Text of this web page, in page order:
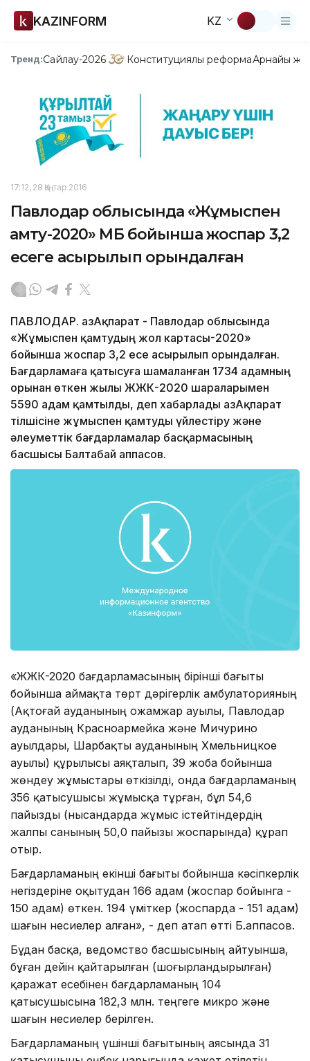
KAZINFORM KZ
Тренд:Сайлау-2026 Конституциялық реформаАрнайы
17:12, 28 Қаңтар 2016
Павлодар облысында «Жұмыспен
қамту-2020» МБ бойынша жоспар 3,2
есеге асырылып орындалған
ПАВЛОДАР. ҚазАқпарат - Павлодар облысында
«Жұмыспен қамтудың жол картасы-2020»
бойынша жоспар 3,2 есе асырылып орындалған.
Бағдарламаға қатысуға шамаланған 1734 адамның
орынан өткен жылы ЖҚЖК-2020 шараларымен
5590 адам қамтылды, деп хабарлады ҚазАқпарат
тілшісіне жұмыспен қамтуды үйлестіру және
әлеуметтік бағдарламалар басқармасының
басшысы Балтабай Қаппасов.
«ЖҚЖК-2020 бағдарламасының бірінші бағыты
бойынша аймақта төрт дәрігерлік амбулаторияның
(Ақтоғай ауданының Қожамжар ауылы, Павлодар
ауданының Красноармейка және Мичурино
ауылдары, Шарбақты ауданының Хмельницкое
ауылы) құрылысы аяқталып, 39 жоба бойынша
жөндеу жұмыстары өткізілді, онда бағдарламаның
356 қатысушысы жұмысқа тұрған, бұл 54,6
пайызды (нысандарда жұмыс істейтіндердің
жалпы санының 50,0 пайызы жоспарында) құрап
отыр.
Бағдарламаның екінші бағыты бойынша кәсіпкерлік
негіздеріне оқытудан 166 адам (жоспар бойынга -
150 адам) өткен. 194 үміткер (жоспарда - 151 адам)
шағын несиелер алған», - деп атап өтті Б.Қаппасов.
Бұдан басқа, ведомство басшысының айтуынша,
бұған дейін қайтарылған (шоғырландырылған)
қаражат есебінен бағдарламаның 104
қатысушысына 182,3 млн. теңгеге микро және
шағын несиелер берілген.
Бағдарламаның үшінші бағытының аясында 31